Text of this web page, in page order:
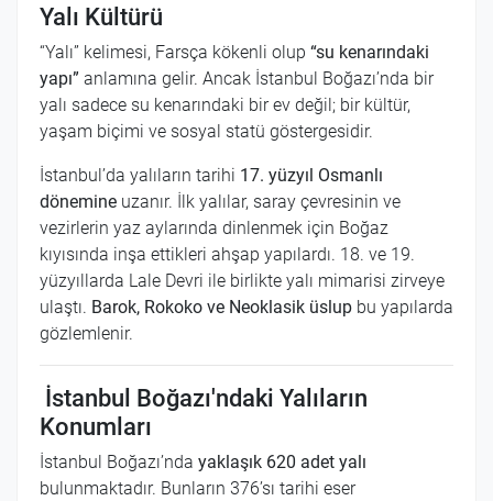
Yalı Kültürü
“Yalı” kelimesi, Farsça kökenli olup “su kenarındaki
yapı” anlamına gelir. Ancak İstanbul Boğazı’nda bir
yalı sadece su kenarındaki bir ev değil; bir kültür,
yaşam biçimi ve sosyal statü göstergesidir.
İstanbul’da yalıların tarihi 17. yüzyıl Osmanlı
dönemine uzanır. İlk yalılar, saray çevresinin ve
vezirlerin yaz aylarında dinlenmek için Boğaz
kıyısında inşa ettikleri ahşap yapılardı. 18. ve 19.
yüzyıllarda Lale Devri ile birlikte yalı mimarisi zirveye
ulaştı. Barok, Rokoko ve Neoklasik üslup bu yapılarda
gözlemlenir.
İstanbul Boğazı'ndaki Yalıların
Konumları
İstanbul Boğazı’nda yaklaşık 620 adet yalı
bulunmaktadır. Bunların 376’sı tarihi eser